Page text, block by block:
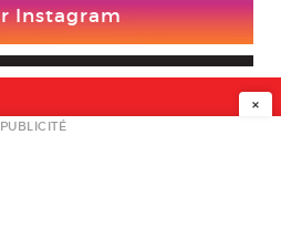
Instagram
×
PUBLICITÉ